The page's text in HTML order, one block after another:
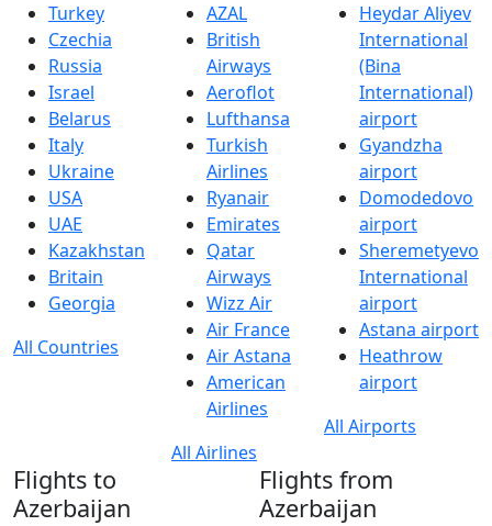
Turkey
Czechia
Russia
Israel
Belarus
Italy
Ukraine
USA
UAE
Kazakhstan
Britain
Georgia
All Countries
AZAL
British
Airways
Aeroflot
Lufthansa
Turkish
Airlines
Ryanair
Emirates
Qatar
Airways
Wizz Air
Air France
Air Astana
American
Airlines
All Airlines
Heydar Aliyev
International
(Bina
International)
airport
Gyandzha
airport
Domodedovo
airport
Sheremetyevo
International
airport
Astana airport
Heathrow
airport
All Airports
Flights to
Azerbaijan
Flights from
Azerbaijan